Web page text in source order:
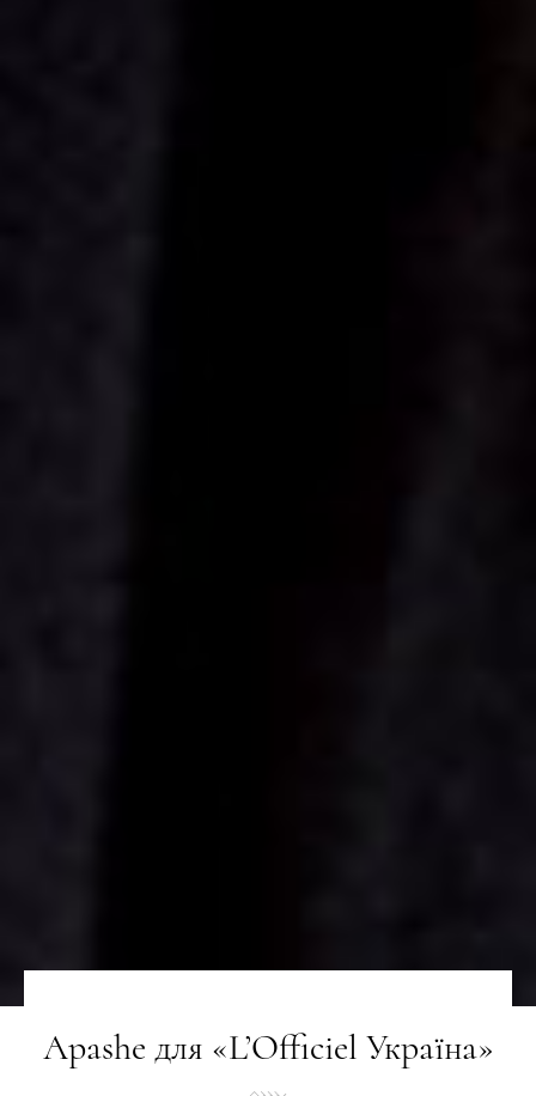
Apashe для «L’Officiel Україна»